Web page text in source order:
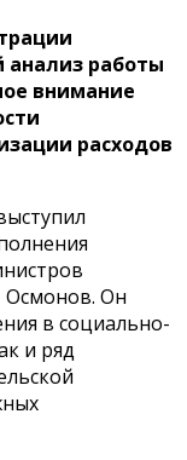
анализ работы
внимание
расходов
Осмонов. Он
в социально-
и ряд